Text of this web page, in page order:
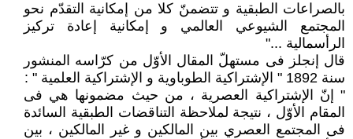
بالصراعات الطبقية و تتضمنّ كلا من إمكانية التقدّم نحو
المجتمع الشيوعي العالمي و إمكانية إعادة تركيز
الرأسمالية ..."
قال إنجلز فى مستهلّ المقال الأوّل من كرّاسه المنشور
سنة 1892 " الإشتراكية الطوباوية و الإشتراكية العلمية " :
" إنّ الإشتراكية العصرية ، من حيث مضمونها هي فى
المقام الأوّل ، نتيجة لملاحظة التناقضات الطبقية السائدة
فى المجتمع العصري بين المالكين و غير المالكين ، بين